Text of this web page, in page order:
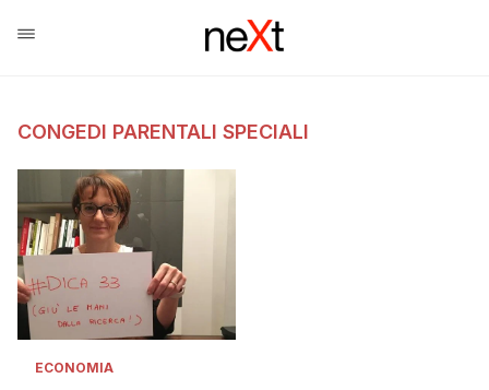
CONGEDI PARENTALI SPECIALI
ECONOMIA